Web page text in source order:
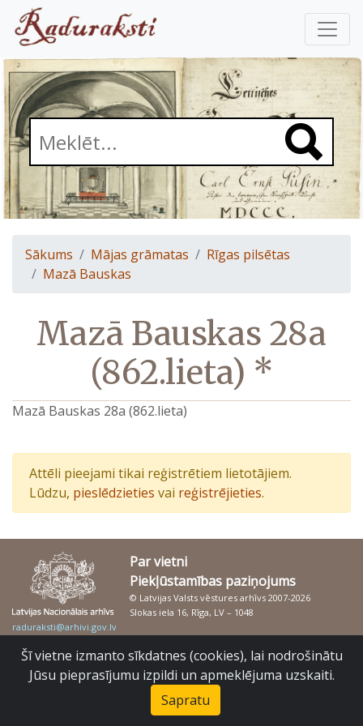
Sākums Mājas grāmatas
Rīgas pilsētas
Mazā Bauskas
Mazā Bauskas 28a
(862.lieta) *
Mazā Bauskas 28a (862.lieta)
Attēli pieejami tikai reģistrētiem lietotājiem.
Lūdzu, pieslēdzieties vai reģistrējieties.
Par vietni
Piekļūstamības paziņojums
© Latvijas Valsts vēstures arhīvs 2007-2026
Slokas iela 16, Rīga, LV – 1048
raduraksti@arhivi.gov.lv
Šī vietne izmanto sīkdatnes (cookies), lai nodrošinātu
Jūsu pieprasījumu izpildi un apmeklējuma uzskaiti.
Sapratu